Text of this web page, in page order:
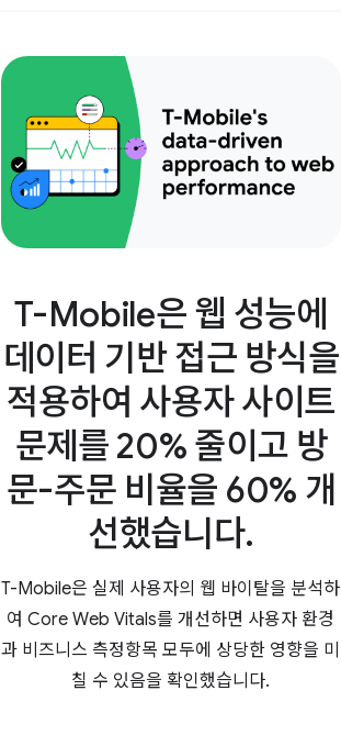
T-Mobile은 웹 성능에
데이터 기반 접근 방식을
적용하여 사용자 사이트
문제를 20% 줄이고 방
문-주문 비율을 60% 개
선했습니다.
T-Mobile은 실제 사용자의 웹 바이탈을 분석하
여 Core Web Vitals를 개선하면 사용자 환경
과 비즈니스 측정항목 모두에 상당한 영향을 미
칠 수 있음을 확인했습니다.